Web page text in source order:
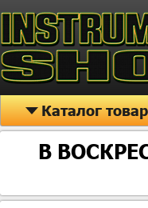
Каталог
В